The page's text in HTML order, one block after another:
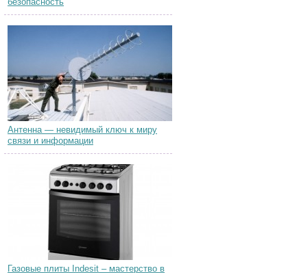
Антенна — невидимый ключ к миру
связи и информации
Газовые плиты Indesit – мастерство в